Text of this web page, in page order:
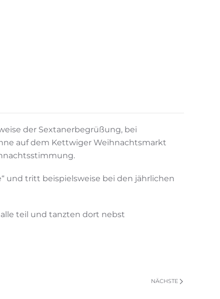
der Sextanerbegrüßung, bei
auf dem Kettwiger Weihnachtsmarkt
und tritt beispielsweise bei den jährlichen
teil und tanzten dort nebst
NÄCHSTE